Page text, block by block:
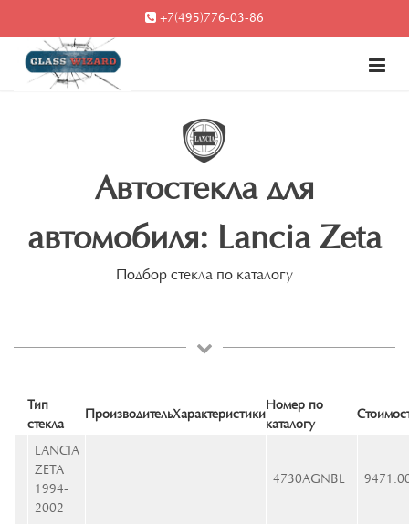
+7(495)776-03-86
Автостекла для
автомобиля: Lancia Zeta
Подбор стекла по каталогу
Тип
стекла
ПроизводительХарактеристики
Номер по
каталогу
LANCIA
ZETA
1994-
2002
4730AGNBL